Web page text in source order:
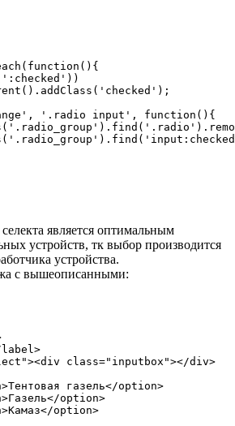
'.radio input', function(){
является оптимальным
устройств, тк выбор производится
устройства.
с вышеописанными:
class="inputbox"></div>
газель</option>
option>
option>